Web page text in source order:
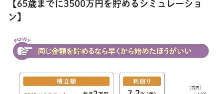
【65歳までに3500万円を貯めるシミュレーショ
ン】